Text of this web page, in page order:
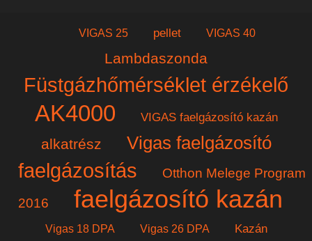
VIGAS 25 pellet VIGAS 40
Lambdaszonda
Füstgázhőmérséklet érzékelő
AK4000 VIGAS faelgázosító kazán
alkatrész Vigas faelgázosító
faelgázosítás Otthon Melege Program
2016 faelgázosító kazán
Vigas 18 DPA Vigas 26 DPA Kazán